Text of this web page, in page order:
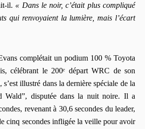
il. « Dans le noir, c’était plus compliqué
qui renvoyaient la lumière, mais l’écart
complétait un podium 100 % Toyota
célébrant le 200ᵉ départ WRC de son
illustré dans la dernière spéciale de la
Wald”, disputée dans la nuit noire. Il a
revenant à 30,6 secondes du leader,
cinq secondes infligée la veille pour avoir